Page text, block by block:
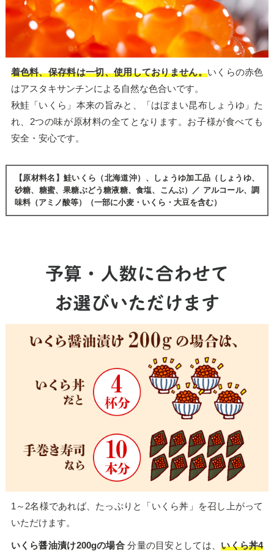
着色料、保存料は一切、使用しておりません。いくらの赤色
はアスタキサンチンによる自然な色合いです。
秋鮭「いくら」本来の旨みと、「はぼまい昆布しょうゆ」た
れ、2つの味が原材料の全てとなります。お子様が食べても
安全・安心です。
【原材料名】鮭いくら（北海道沖）、しょうゆ加工品（しょうゆ、
砂糖、糖蜜、果糖ぶどう糖液糖、食塩、こんぶ）／ アルコール、調
味料（アミノ酸等）（一部に小麦・いくら・大豆を含む）
予算・人数に合わせて
お選びいただけます
1～2名様であれば、たっぷりと「いくら丼」を召し上がって
いただけます。
いくら醤油漬け200gの場合分量の目安としては、いくら丼4